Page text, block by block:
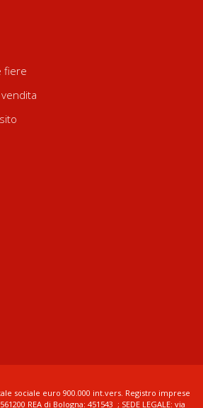
fiere
sociale euro 900.000 int.vers. Registro imprese
REA di Bologna: 451543 ; SEDE LEGALE: via